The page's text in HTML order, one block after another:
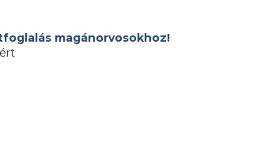
magánorvosokhoz!